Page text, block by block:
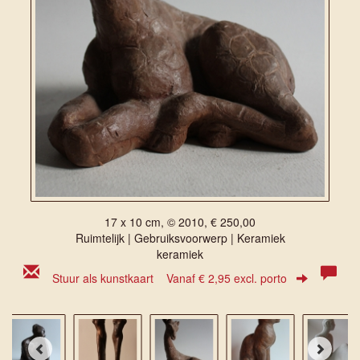
17 x 10 cm, © 2010, € 250,00
Ruimtelijk | Gebruiksvoorwerp | Keramiek
keramiek
Stuur als kunstkaart Vanaf € 2,95 excl. porto